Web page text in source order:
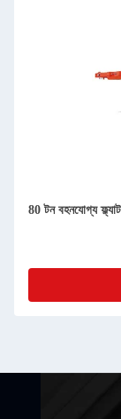
80 টন বহনযোগ্য